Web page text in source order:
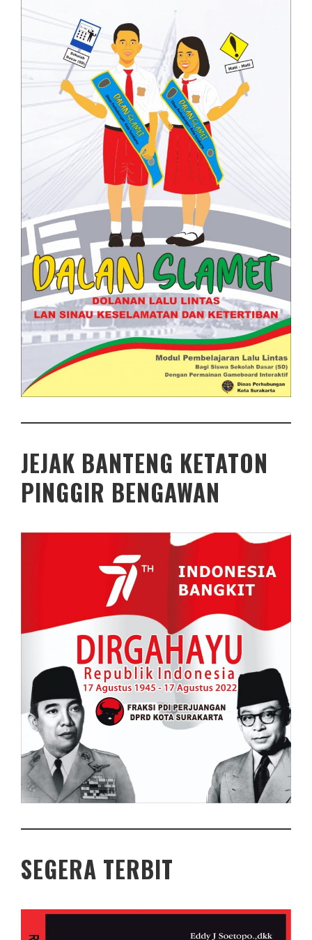
JEJAK BANTENG KETATON
PINGGIR BENGAWAN
SEGERA TERBIT